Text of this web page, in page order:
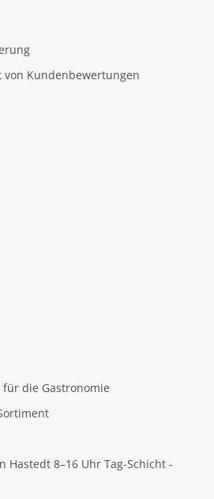
Kundenbewertungen
die Gastronomie
Hastedt 8–16 Uhr Tag-Schicht -